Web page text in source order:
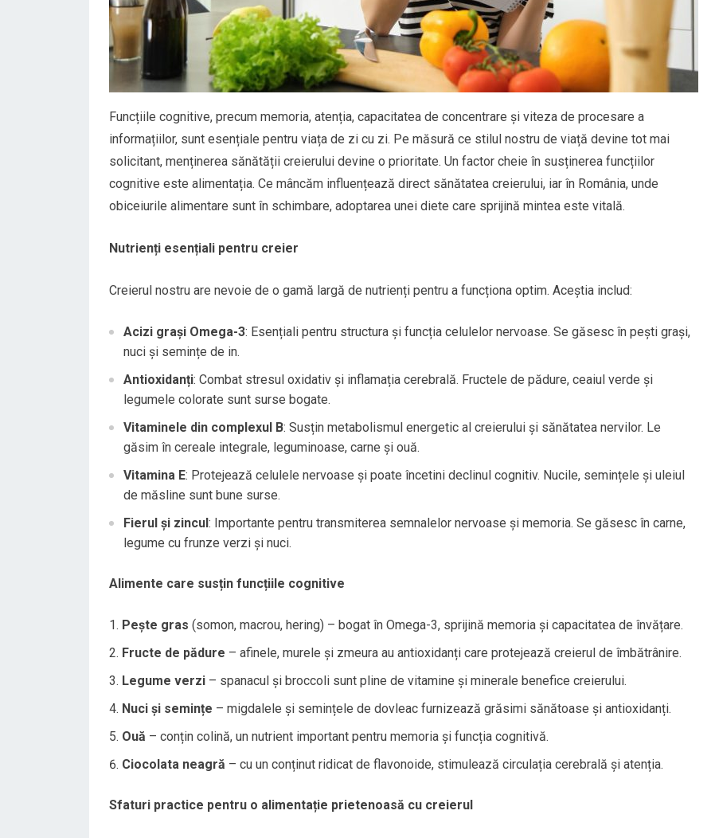
Funcțiile cognitive, precum memoria, atenția, capacitatea de concentrare și viteza de procesare a
informațiilor, sunt esențiale pentru viața de zi cu zi. Pe măsură ce stilul nostru de viață devine tot mai
solicitant, menținerea sănătății creierului devine o prioritate. Un factor cheie în susținerea funcțiilor
cognitive este alimentația. Ce mâncăm influențează direct sănătatea creierului, iar în România, unde
obiceiurile alimentare sunt în schimbare, adoptarea unei diete care sprijină mintea este vitală.
Nutrienți esențiali pentru creier
Creierul nostru are nevoie de o gamă largă de nutrienți pentru a funcționa optim. Aceștia includ:
Acizi grași Omega-3: Esențiali pentru structura și funcția celulelor nervoase. Se găsesc în pești grași,
nuci și semințe de in.
Antioxidanți: Combat stresul oxidativ și inflamația cerebrală. Fructele de pădure, ceaiul verde și
legumele colorate sunt surse bogate.
Vitaminele din complexul B: Susțin metabolismul energetic al creierului și sănătatea nervilor. Le
găsim în cereale integrale, leguminoase, carne și ouă.
Vitamina E: Protejează celulele nervoase și poate încetini declinul cognitiv. Nucile, semințele și uleiul
de măsline sunt bune surse.
Fierul și zincul: Importante pentru transmiterea semnalelor nervoase și memoria. Se găsesc în carne,
legume cu frunze verzi și nuci.
Alimente care susțin funcțiile cognitive
Pește gras (somon, macrou, hering) – bogat în Omega-3, sprijină memoria și capacitatea de învățare.
Fructe de pădure – afinele, murele și zmeura au antioxidanți care protejează creierul de îmbătrânire.
Legume verzi – spanacul și broccoli sunt pline de vitamine și minerale benefice creierului.
Nuci și semințe – migdalele și semințele de dovleac furnizează grăsimi sănătoase și antioxidanți.
Ouă – conțin colină, un nutrient important pentru memoria și funcția cognitivă.
Ciocolata neagră – cu un conținut ridicat de flavonoide, stimulează circulația cerebrală și atenția.
Sfaturi practice pentru o alimentație prietenoasă cu creierul